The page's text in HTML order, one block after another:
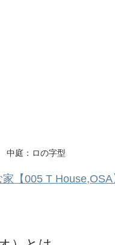
中庭：ロの字型
【005 T House,OSA